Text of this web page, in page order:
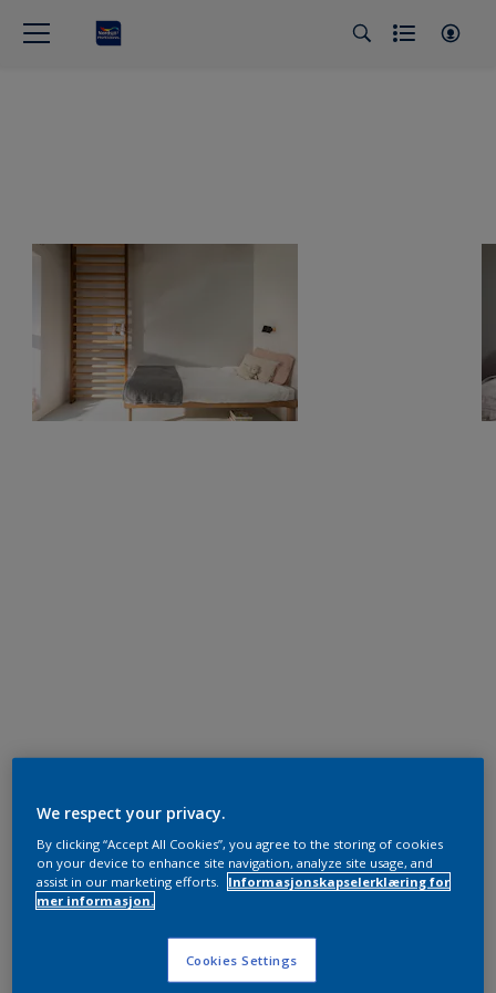
We respect your privacy.
By clicking “Accept All Cookies”, you agree to the storing of cookies
on your device to enhance site navigation, analyze site usage, and
assist in our marketing efforts.
Informasjonskapselerklæring for
mer informasjon.
Cookies Settings